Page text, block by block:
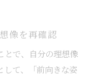
像を再確認
とで、自分の理想像
して、「前向きな姿